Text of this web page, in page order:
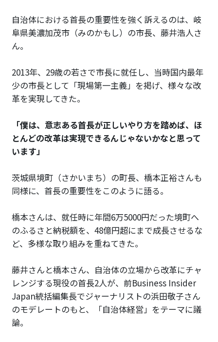
自治体における首長の重要性を強く訴えるのは、岐
阜県美濃加茂市（みのかもし）の市長、藤井浩人さ
ん。
2013年、29歳の若さで市長に就任し、当時国内最年
少の市長として「現場第一主義」を掲げ、様々な改
革を実現してきた。
「僕は、意志ある首長が正しいやり方を踏めば、ほ
とんどの改革は実現できるんじゃないかなと思って
います」
茨城県境町（さかいまち）の町長、橋本正裕さんも
同様に、首長の重要性をこのように語る。
橋本さんは、就任時に年間6万5000円だった境町へ
のふるさと納税額を、48億円超にまで成長させるな
ど、多様な取り組みを重ねてきた。
藤井さんと橋本さん、自治体の立場から改革にチャ
レンジする現役の首長2人が、前Business Insider
Japan統括編集長でジャーナリストの浜田敬子さん
のモデレートのもと、「自治体経営」をテーマに議
論。